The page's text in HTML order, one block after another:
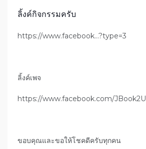
ลิ้งค์กิจกรรมครับ
https://www.facebook…?type=3
ลิ้งค์เพจ
https://www.facebook.com/JBook2U
ขอบคุณและขอให้โชคดีครับทุกคน